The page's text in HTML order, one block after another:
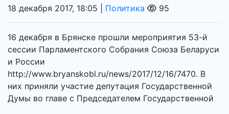
18 декабря 2017, 18:05 | Политика 95
16 декабря в Брянске прошли мероприятия 53-й
сессии Парламентского Собрания Союза Беларуси
и России
http://www.bryanskobl.ru/news/2017/12/16/7470. В
них приняли участие депутация Государственной
Думы во главе с Председателем Государственной